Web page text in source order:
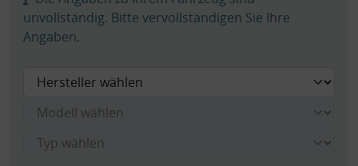
unvollständig. Bitte vervollständigen Sie Ihre
Angaben.